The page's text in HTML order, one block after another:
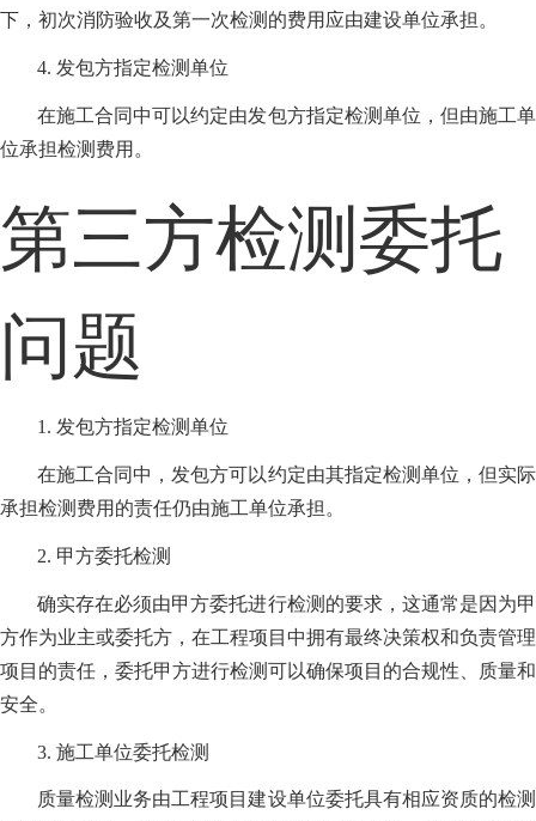
下，初次消防验收及第一次检测的费用应由建设单位承担。
4. 发包方指定检测单位
在施工合同中可以约定由发包方指定检测单位，但由施工单
位承担检测费用。
第三方检测委托
问题
1. 发包方指定检测单位
在施工合同中，发包方可以约定由其指定检测单位，但实际
承担检测费用的责任仍由施工单位承担。
2. 甲方委托检测
确实存在必须由甲方委托进行检测的要求，这通常是因为甲
方作为业主或委托方，在工程项目中拥有最终决策权和负责管理
项目的责任，委托甲方进行检测可以确保项目的合规性、质量和
安全。
3. 施工单位委托检测
质量检测业务由工程项目建设单位委托具有相应资质的检测